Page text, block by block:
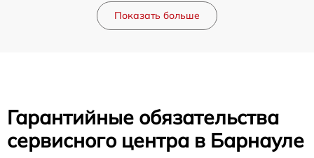
Показать больше
Гарантийные обязательства
сервисного центра в Барнауле